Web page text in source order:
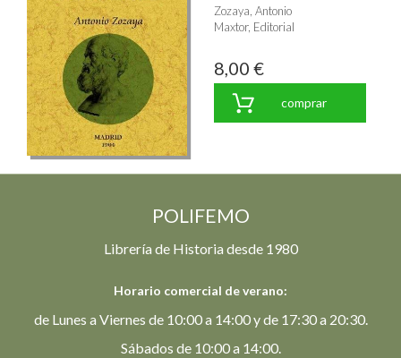
Zozaya, Antonio
Maxtor, Editorial
8,00 €
comprar
POLIFEMO
Librería de Historia desde 1980
Horario comercial de verano:
de Lunes a Viernes de 10:00 a 14:00 y de 17:30 a 20:30.
Sábados de 10:00 a 14:00.